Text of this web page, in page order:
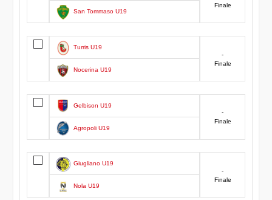
San Tommaso U19
Finale
Turris U19
Nocerina U19
-
Finale
Gelbison U19
Agropoli U19
-
Finale
Giugliano U19
Nola U19
-
Finale